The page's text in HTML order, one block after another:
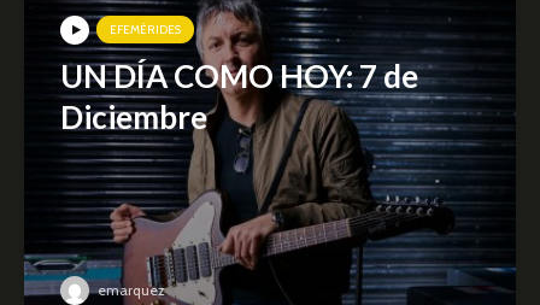
EFEMÉRIDES
UN DÍA COMO HOY: 7 de
Diciembre
emarquez